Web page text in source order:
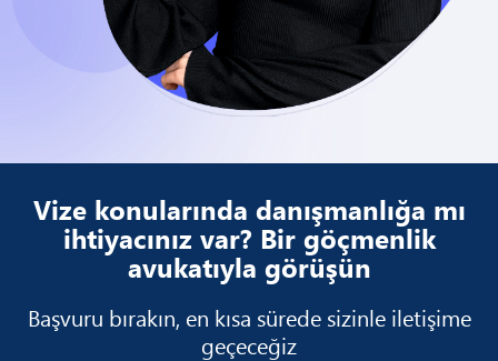
Vize konularında danışmanlığa mı
ihtiyacınız var? Bir göçmenlik
avukatıyla görüşün
Başvuru bırakın, en kısa sürede sizinle iletişime
geçeceğiz